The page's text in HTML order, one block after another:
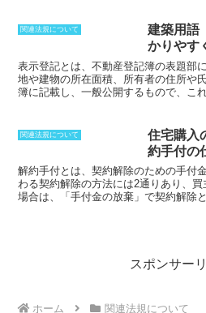
り、地盤面
なります。
せん。また
るための階
含まれない
であっても
く、建築審
から、実際
せん。
員の人件費
る。また、
る、地盤調
料も該当す
訳は以下の
労務管理費
付けられた
じめとして
ど・現場員
業員の人件
かる交通費
久力を調べ
となる印紙
得したとき
関連法規について
建築用語
かりやす
表示登記とは、不動産登記簿の表題部
地や建物の所在面積、所有者の住所や
簿に記載し、一般公開するもので、こ
積、建物については、所在、家屋番号
れます。不動産登記法により、建物の
なわなければならないとされています
客観的な現状を示すことができ、権利
なうことができます。表示登記の申請
か、表示については登記官に実施の調
関連法規について
住宅購入
約手付の
解約手付とは、契約解除のための手付
わる契約解除の方法には2通りあり、
場合は、「手付金の放棄」で契約解除
ことなどが挙げられ、売主買主の双方
により履行したものとみなされます。た
に注意が必要です。
スポンサー
ホーム 関連法規について